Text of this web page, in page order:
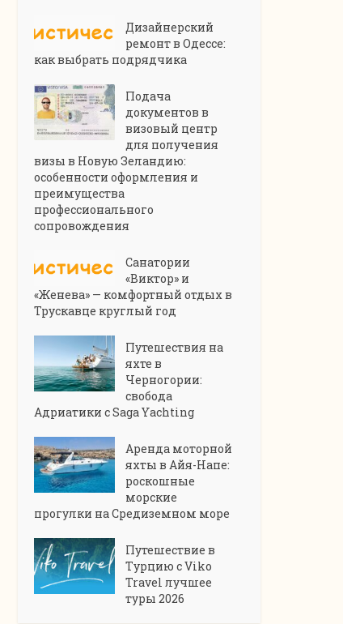
Дизайнерский
ремонт в Одессе:
как выбрать подрядчика
Подача
документов в
визовый центр
для получения
визы в Новую Зеландию:
особенности оформления и
преимущества
профессионального
сопровождения
Санатории
«Виктор» и
«Женева» — комфортный отдых в
Трускавце круглый год
Путешествия на
яхте в
Черногории:
свобода
Адриатики с Saga Yachting
Аренда моторной
яхты в Айя-Напе:
роскошные
морские
прогулки на Средиземном море
Путешествие в
Турцию с Viko
Travel лучшее
туры 2026